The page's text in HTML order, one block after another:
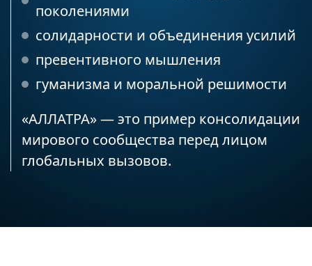
поколениями
солидарности и объединения усилий
превентивного мышления
гуманизма и моральной решимости
«АЛЛАТРА» — это пример консолидации
мирового сообщества перед лицом
глобальных вызовов.